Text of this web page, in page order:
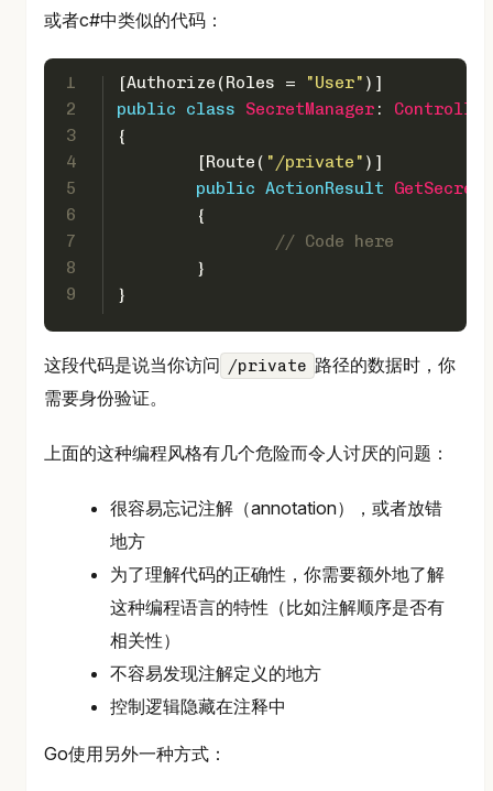
或者c#中类似的代码：
1
2
3
4
5
6
7
8
9
[Authorize(Roles = "User" ) ]
public
class SecretManager : Controller
{
	[
Route( "/private" ) ]
public ActionResult GetSecret
	{
// Code here
	}
}
这段代码是说当你访问 /private 路径的数据时，你
需要身份验证。
上面的这种编程风格有几个危险而令人讨厌的问题：
很容易忘记注解（annotation），或者放错
地方
为了理解代码的正确性，你需要额外地了解
这种编程语言的特性（比如注解顺序是否有
相关性）
不容易发现注解定义的地方
控制逻辑隐藏在注释中
Go使用另外一种方式：